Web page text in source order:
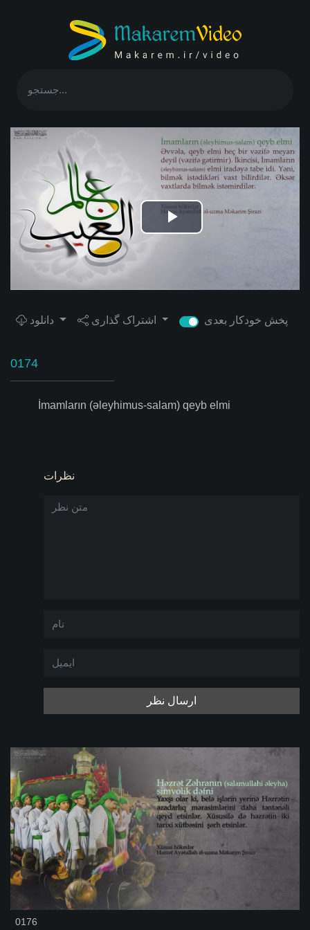
Play
پخش خودکار بعدی
0174
İmamların (əleyhimus-salam) qeyb elmi
نظرات
ارسال نظر
0176